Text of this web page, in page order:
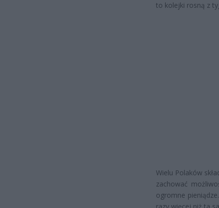
to kolejki rosną z
Wielu Polaków
zachować
ogromne